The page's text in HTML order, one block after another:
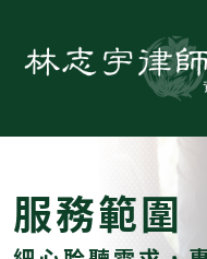
服務範圍